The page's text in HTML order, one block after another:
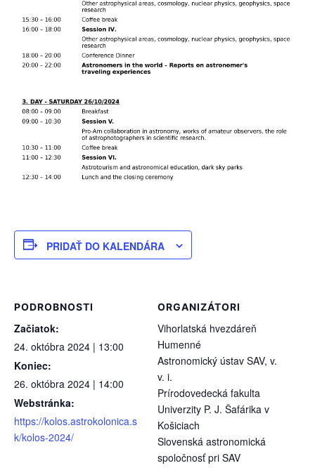
PRIDAŤ DO KALENDÁRA
PODROBNOSTI
Začiatok:
24. októbra 2024 | 13:00
Koniec:
26. októbra 2024 | 14:00
Webstránka:
https://kolos.astrokolonica.s
k/kolos-2024/
ORGANIZÁTORI
Vihorlatská hvezdáreň
Humenné
Astronomický ústav SAV, v.
v. i.
Prírodovedecká fakulta
Univerzity P. J. Šafárika v
Košiciach
Slovenská astronomická
spoločnosť pri SAV